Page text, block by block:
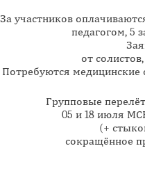
За участников
педагогом, 5
от
Потребуются медицинские
Групповые
05 и 18 июля
(+
сокращённое